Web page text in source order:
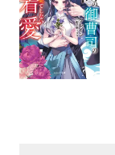
会社概要
お問い合わせ